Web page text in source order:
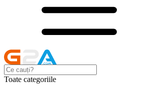
Toate categoriile